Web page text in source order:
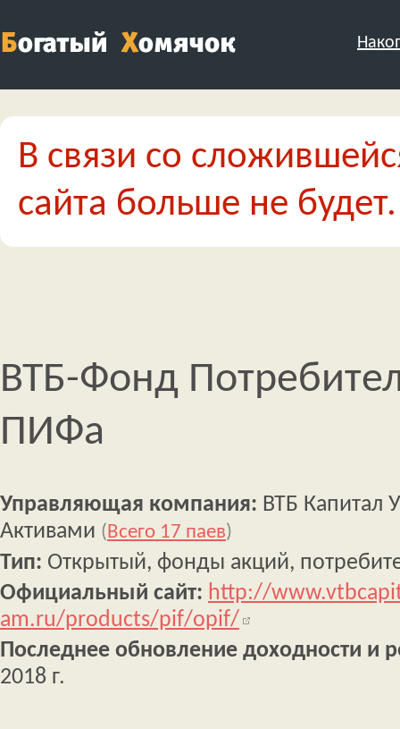
В связи со
сайта больше не
ВТБ-Фонд
ПИФа
Управляющая компания: ВТБ Капитал
Активами (Всего 17 паев)
Тип: Открытый, фонды акций,
Официальный сайт: http://
am.ru/products/pif/opif/
Последнее обновление доходности и
2018 г.